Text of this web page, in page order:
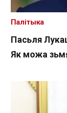
Пасьля
Як можа
Палітыка